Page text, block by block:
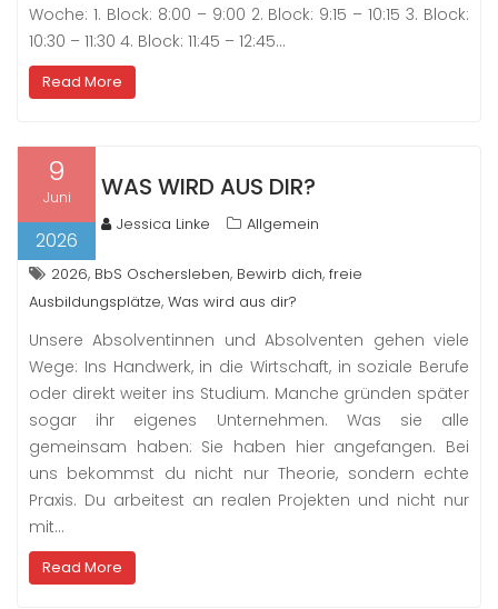
Woche: 1. Block: 8:00 – 9:00 2. Block: 9:15 – 10:15 3. Block:
10:30 – 11:30 4. Block: 11:45 – 12:45…
Read More
9
Juni
2026
WAS WIRD AUS DIR?
Jessica Linke Allgemein
2026, BbS Oschersleben, Bewirb dich, freie
Ausbildungsplätze, Was wird aus dir?
Unsere Absolventinnen und Absolventen gehen viele
Wege: Ins Handwerk, in die Wirtschaft, in soziale Berufe
oder direkt weiter ins Studium. Manche gründen später
sogar ihr eigenes Unternehmen. Was sie alle
gemeinsam haben: Sie haben hier angefangen. Bei
uns bekommst du nicht nur Theorie, sondern echte
Praxis. Du arbeitest an realen Projekten und nicht nur
mit…
Read More